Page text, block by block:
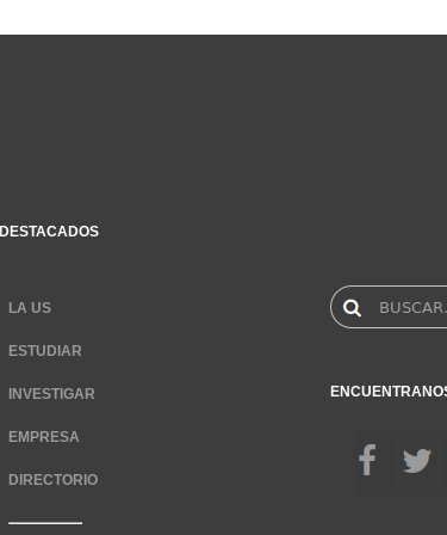
DESTACADOS
LA US
ESTUDIAR
INVESTIGAR
EMPRESA
DIRECTORIO